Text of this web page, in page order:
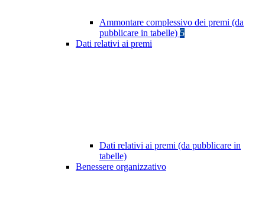
Ammontare complessivo dei premi (da
pubblicare in tabelle) 5
Dati relativi ai premi
Dati relativi ai premi (da pubblicare in
tabelle)
Benessere organizzativo